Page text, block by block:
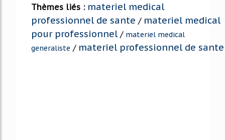
Thèmes liés : materiel medical
professionnel de sante / materiel medical
pour professionnel / materiel medical
generaliste / materiel professionnel de sante